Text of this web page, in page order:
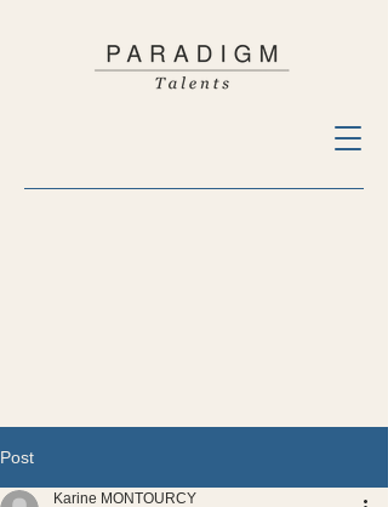
Post
Karine MONTOURCY